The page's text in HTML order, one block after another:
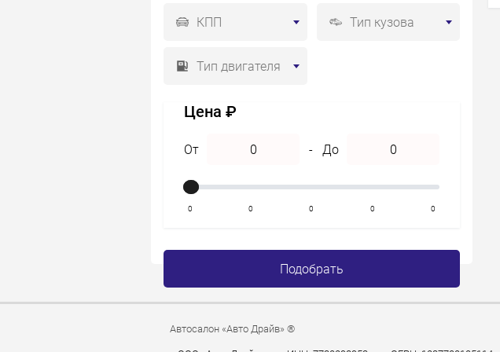
КПП Тип кузова
Тип двигателя
Цена ₽
От - До
0 0 0 0 0
Подобрать
Автосалон «Авто Драйв» ®